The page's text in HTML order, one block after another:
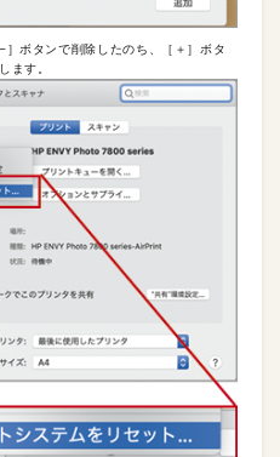
］ボタンで削除したのち、［＋］ボタ
ます。